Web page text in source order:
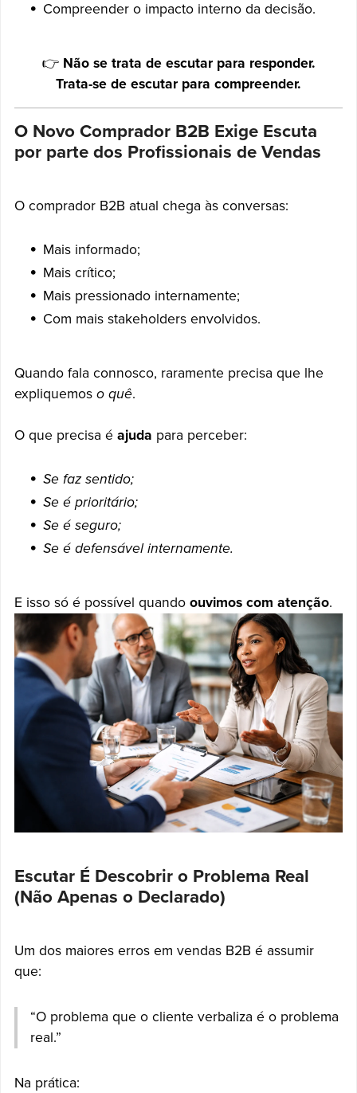
Compreender o impacto interno da decisão.
👉 Não se trata de escutar para responder.
Trata-se de escutar para compreender.
O Novo Comprador B2B Exige Escuta
por parte dos Profissionais de Vendas
O comprador B2B atual chega às conversas:
Mais informado;
Mais crítico;
Mais pressionado internamente;
Com mais stakeholders envolvidos.
Quando fala connosco, raramente precisa que lhe
expliquemos o quê.
O que precisa é ajuda para perceber:
Se faz sentido;
Se é prioritário;
Se é seguro;
Se é defensável internamente.
E isso só é possível quando ouvimos com atenção.
Escutar É Descobrir o Problema Real
(Não Apenas o Declarado)
Um dos maiores erros em vendas B2B é assumir
que:
“O problema que o cliente verbaliza é o problema
real.”
Na prática: